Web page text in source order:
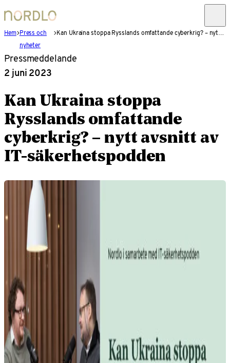
Hem Press och
nyheter
Kan Ukraina stoppa Rysslands omfattande cyberkrig? – nytt avsnitt av IT-säkerhetspodden
Pressmeddelande
2 juni 2023
Kan Ukraina stoppa
Rysslands omfattande
cyberkrig? – nytt avsnitt av
IT-säkerhetspodden